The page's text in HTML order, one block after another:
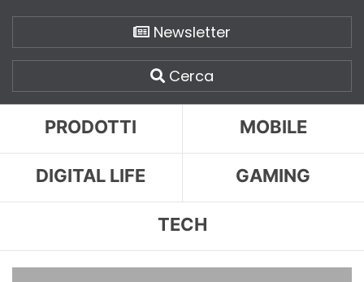
Newsletter
Cerca
PRODOTTI MOBILE
DIGITAL LIFE GAMING
TECH